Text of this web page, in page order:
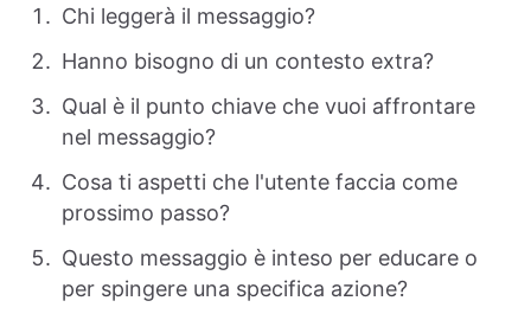
Chi leggerà il messaggio?
Hanno bisogno di un contesto extra?
Qual è il punto chiave che vuoi affrontare
nel messaggio?
Cosa ti aspetti che l'utente faccia come
prossimo passo?
Questo messaggio è inteso per educare o
per spingere una specifica azione?